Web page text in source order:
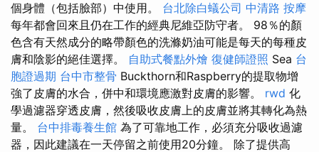
個身體（包括臉部）中使用。 台北除白蟻公司 中清路 按摩
每年都會回來且仍在工作的經典尼維亞防守者。 98％的顏
色含有天然成分的略帶顏色的洗滌奶油可能是每天的每種皮
膚和陰影的絕佳選擇。 自助式餐點外燴 復健師證照 Sea 台
胞證過期 台中市整骨 Buckthorn和Raspberry的提取物增
強了皮膚的水合，併中和環境應激對皮膚的影響。 rwd 化
學過濾器穿透皮膚，然後吸收皮膚上的皮膚並將其轉化為熱
量。 台中排毒養生館 為了可靠地工作，必須充分吸收過濾
器，因此建議在一天停留之前使用20分鐘。 除了提供高